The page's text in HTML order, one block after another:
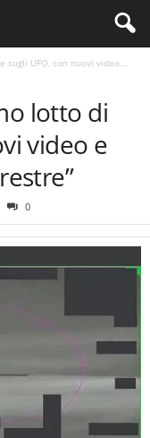
UFO, con nuovi video...
lotto di
video e
0